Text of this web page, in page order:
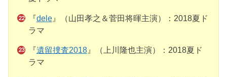
『dele』（山田孝之＆菅田将暉主演）：2018夏ド
ラマ
『遺留捜査2018』（上川隆也主演）：2018夏ド
ラマ